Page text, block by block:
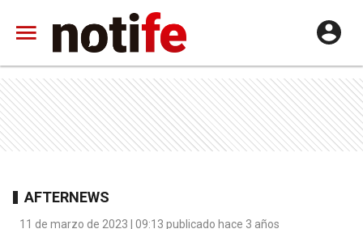
AFTERNEWS
11 de marzo de 2023 | 09:13 publicado hace 3 años